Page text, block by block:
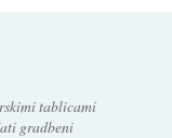
tablicami
gradbeni